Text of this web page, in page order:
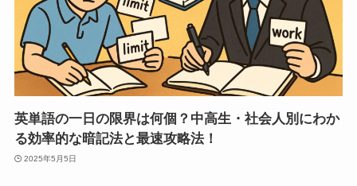
英単語の一日の限界は何個？中高生・社会人別にわか
る効率的な暗記法と最速攻略法！
2025年5月5日